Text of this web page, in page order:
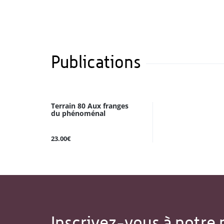
Publications
Terrain 80 Aux franges
du phénoménal
23.00€